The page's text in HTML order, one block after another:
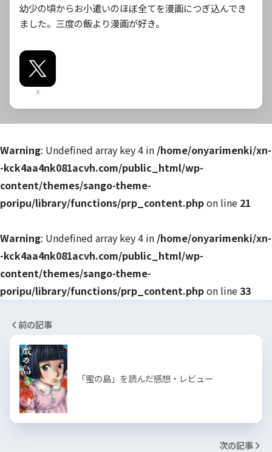
幼少の頃からお小遣いのほぼ全てを漫画につぎ込んでき
ました。三度の飯より漫画が好き。
X
Warning: Undefined array key 4 in /home/onyarimenki/xn-
-kck4aa4nk081acvh.com/public_html/wp-
content/themes/sango-theme-
poripu/library/functions/prp_content.phpon line 21
Warning: Undefined array key 4 in /home/onyarimenki/xn-
-kck4aa4nk081acvh.com/public_html/wp-
content/themes/sango-theme-
poripu/library/functions/prp_content.phpon line33
前の記事
「蜜の島」を読んだ感想・レビュー
次の記事